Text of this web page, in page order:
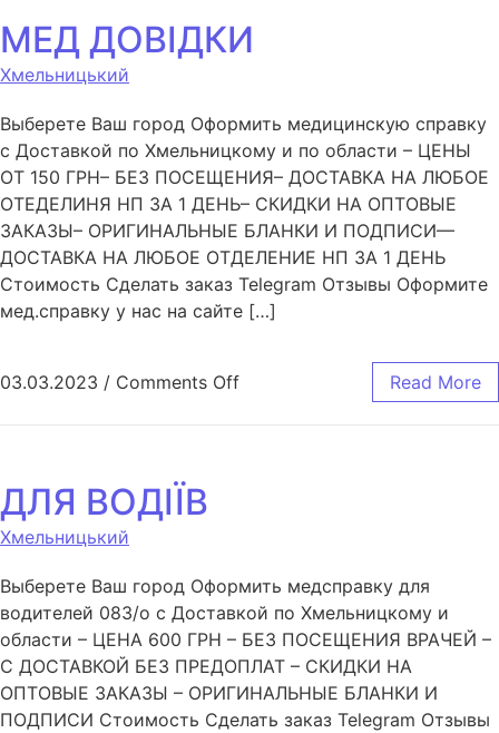
МЕД ДОВІДКИ
Хмельницький
Выберете Ваш город Оформить медицинскую справку
с Доставкой по Хмельницкому и по области – ЦЕНЫ
ОТ 150 ГРН– БЕЗ ПОСЕЩЕНИЯ– ДОСТАВКА НА ЛЮБОЕ
ОТЕДЕЛИНЯ НП ЗА 1 ДЕНЬ– СКИДКИ НА ОПТОВЫЕ
ЗАКАЗЫ– ОРИГИНАЛЬНЫЕ БЛАНКИ И ПОДПИСИ—
ДОСТАВКА НА ЛЮБОЕ ОТДЕЛЕНИЕ НП ЗА 1 ДЕНЬ
Стоимость Сделать заказ Telegram Отзывы Оформите
мед.справку у нас на сайте […]
03.03.2023 / Comments Off Read More
ДЛЯ ВОДІЇВ
Хмельницький
Выберете Ваш город Оформить медсправку для
водителей 083/o с Доставкой по Хмельницкому и
области – ЦЕНА 600 ГРН – БЕЗ ПОСЕЩЕНИЯ ВРАЧЕЙ –
С ДОСТАВКОЙ БЕЗ ПРЕДОПЛАТ – СКИДКИ НА
ОПТОВЫЕ ЗАКАЗЫ – ОРИГИНАЛЬНЫЕ БЛАНКИ И
ПОДПИСИ Стоимость Сделать заказ Telegram Отзывы